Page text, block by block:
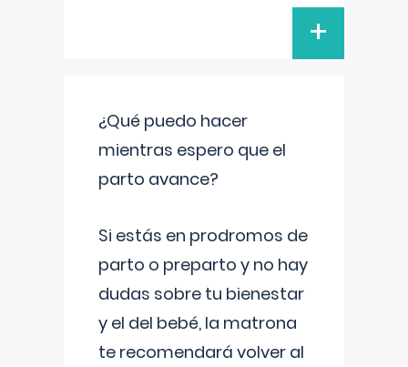
+
¿Qué puedo hacer
mientras espero que el
parto avance?
Si estás en prodromos de
parto o preparto y no hay
dudas sobre tu bienestar
y el del bebé, la matrona
te recomendará volver al